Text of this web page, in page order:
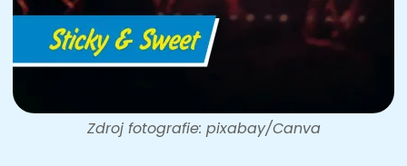
Zdroj fotografie: pixabay/Canva